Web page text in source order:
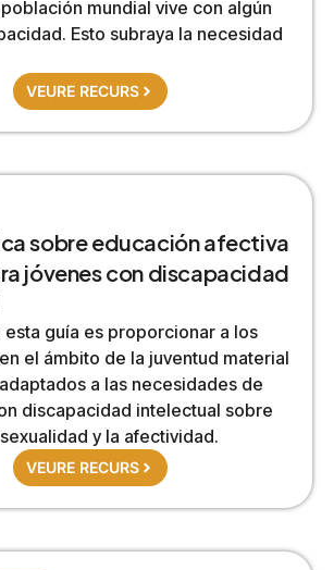
población mundial vive con algún
Esto subraya la necesidad
VEURE RECURS
sobre educación afectiva
jóvenes con discapacidad
esta guía es proporcionar a los
el ámbito de la juventud material
adaptados a las necesidades de
discapacidad intelectual sobre
sexualidad y la afectividad.
VEURE RECURS